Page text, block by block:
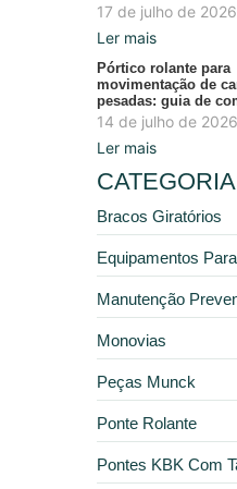
17 de julho de 2026
Ler mais
Pórtico rolante para
movimentação de
pesadas: guia de
14 de julho de 2026
Ler mais
Bracos Giratórios
Equipamentos
Manutenção
Monovias
Peças Munck
Ponte Rolante
Pontes KBK Com